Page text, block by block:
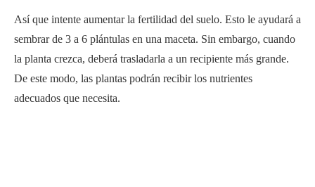
Así que intente aumentar la fertilidad del suelo. Esto le ayudará a
sembrar de 3 a 6 plántulas en una maceta. Sin embargo, cuando
la planta crezca, deberá trasladarla a un recipiente más grande.
De este modo, las plantas podrán recibir los nutrientes
adecuados que necesita.